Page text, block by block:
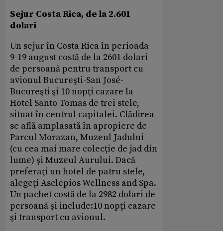
Sejur Costa Rica, de la 2.601
dolari
Un sejur în Costa Rica în perioada
9-19 august costă de la 2601 dolari
de persoană pentru transport cu
avionul Bucureşti-San José-
Bucureşti şi 10 nopţi cazare la
Hotel Santo Tomas de trei stele,
situat în centrul capitalei. Clădirea
se află amplasată în apropiere de
Parcul Morazan, Muzeul Jadului
(cu cea mai mare colecţie de jad din
lume) şi Muzeul Aurului. Dacă
preferaţi un hotel de patru stele,
alegeţi Asclepios Wellness and Spa.
Un pachet costă de la 2982 dolari de
persoană și include:10 nopţi cazare
şi transport cu avionul.